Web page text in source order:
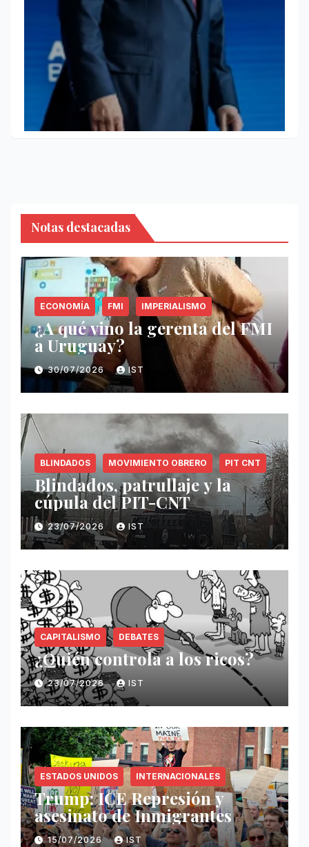
Notas destacadas
ECONOMÍA FMI IMPERIALISMO
¿A qué vino la gerenta del FMI
a Uruguay?
30/07/2026 IST
BLINDADOS MOVIMIENTO OBRERO PIT CNT
Blindados, patrullaje y la
cúpula del PIT-CNT
23/07/2026 IST
CAPITALISMO DEBATES
¿Quién controla a los ricos?
23/07/2026 IST
ESTADOS UNIDOS INTERNACIONALES
Trump: ICE Represión y
asesinato de Inmigrantes
15/07/2026 IST